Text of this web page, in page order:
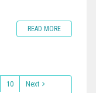
READ MORE
10
Next